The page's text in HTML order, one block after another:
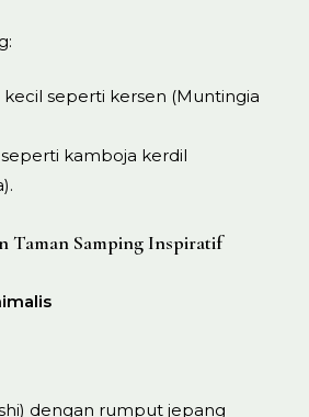
seperti kersen (Muntingia
kamboja kerdil
Taman Samping Inspiratif
dengan rumput jepang